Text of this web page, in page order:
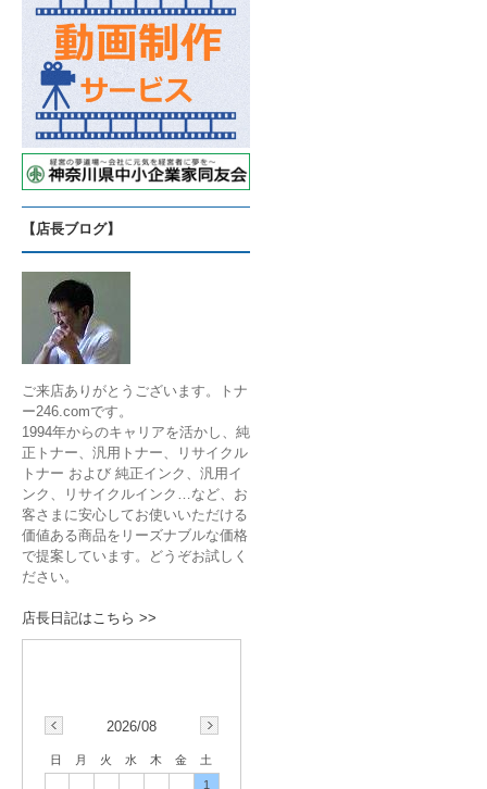
【店長ブログ】
ご来店ありがとうございます。トナ
ー246.comです。
1994年からのキャリアを活かし、純
正トナー、汎用トナー、リサイクル
トナー および 純正インク、汎用イ
ンク、リサイクルインク…など、お
客さまに安心してお使いいただける
価値ある商品をリーズナブルな価格
で提案しています。どうぞお試しく
ださい。
店長日記はこちら >>
2026/08
日 月 火 水 木 金
土
1